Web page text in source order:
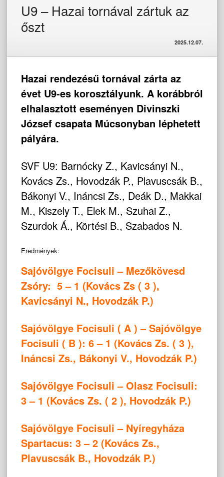
U9 – Hazai tornával zártuk az
őszt
2025.12.07.
Hazai rendezésű tornával zárta az
évet U9-es korosztályunk. A korábbról
elhalasztott eseményen Divinszki
József csapata Múcsonyban léphetett
pályára.
SVF U9: Barnócky Z., Kavicsányi N.,
Kovács Zs., Hovodzák P., Plavuscsák B.,
Bákonyi V., Ináncsi Zs., Deák D., Makkai
M., Kiszely T., Elek M., Szuhai Z.,
Szurdok Á., Körtési B., Szabados N.
Eredmények:
Sajóvölgye Focisuli – Mezőkövesd
Zsóry: 5 – 1 (Kovács Zs ( 3 ),
Kavicsányi N., Hovodzák P.)
Sajóvölgye Focisuli ( A ) – Sajóvölgye
Focisuli ( B ): 6 – 1 (Kovács Zs. ( 3 ),
Ináncsi Zs., Bákonyi V., Hovodzák P.)
Sajóvölgye Focisuli – Olasz Focisuli:
3 – 1 (Kovács Zs. ( 2 ), Hovodzák P.)
Sajóvölgye Focisuli – Nyíregyháza
Spartacus: 3 – 2 (Kovács Zs.,
Plavuscsák B., Hovodzák P.)